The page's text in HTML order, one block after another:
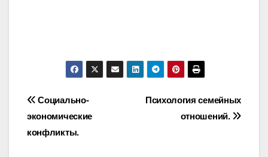
Post
navigation
Психология семейных
отношений.
Социально-
экономические
конфликты.